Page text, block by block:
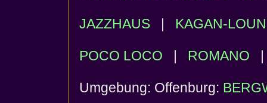
JAZZHAUS | KAGAN-
POCO LOCO | ROMANO
Umgebung: Offenburg: